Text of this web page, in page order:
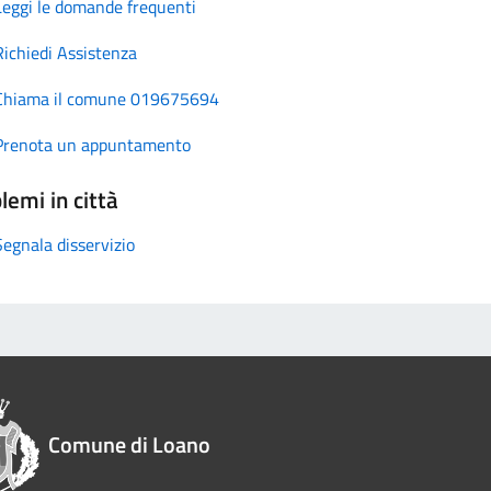
le domande frequenti
Assistenza
il comune 019675694
un appuntamento
in città
disservizio
Comune di Loano